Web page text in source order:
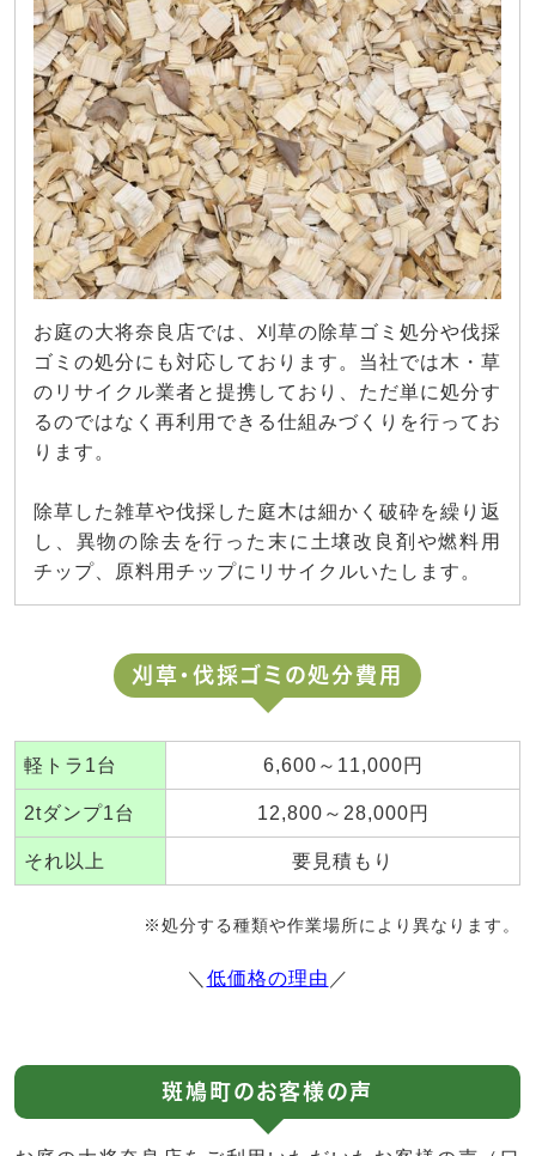
お庭の大将奈良店では、刈草の除草ゴミ処分や伐採
ゴミの処分にも対応しております。当社では木・草
のリサイクル業者と提携しており、ただ単に処分す
るのではなく再利用できる仕組みづくりを行ってお
ります。
除草した雑草や伐採した庭木は細かく破砕を繰り返
し、異物の除去を行った末に土壌改良剤や燃料用
チップ、原料用チップにリサイクルいたします。
刈草・伐採ゴミの処分費用
軽トラ1台 6,600～11,000円
2tダンプ1台 12,800～28,000円
それ以上 要見積もり
※処分する種類や作業場所により異なります。
＼ 低価格の理由 ／
斑鳩町のお客様の声